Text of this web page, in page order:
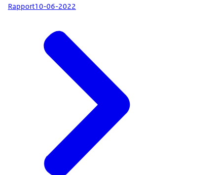
Rapport10-06-2022